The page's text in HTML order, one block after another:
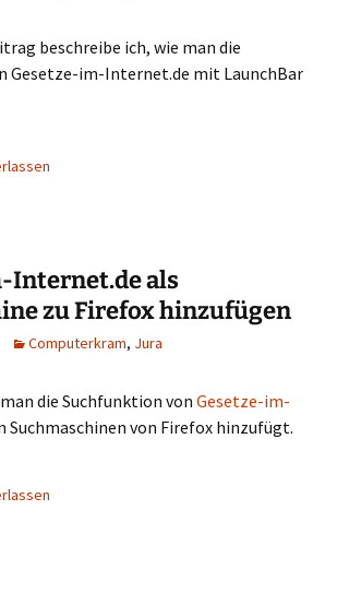
beschreibe ich, wie man die
Gesetze-im-Internet.de mit LaunchBar
mit LaunchBar
Internet.de als
zu Firefox hinzufügen
Computerkram, Jura
die Suchfunktion von Gesetze-im-
Suchmaschinen von Firefox hinzufügt.
als Suchmaschine zu Firefox